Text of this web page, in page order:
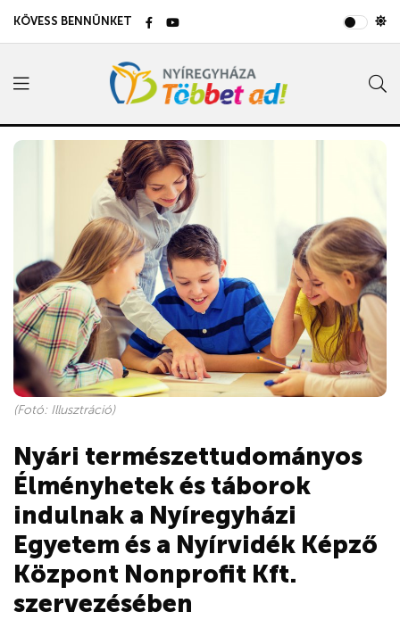
KÖVESS BENNÜNKET
(Fotó: Illusztráció)
Nyári természettudományos
Élményhetek és táborok
indulnak a Nyíregyházi
Egyetem és a Nyírvidék Képző
Központ Nonprofit Kft.
szervezésében